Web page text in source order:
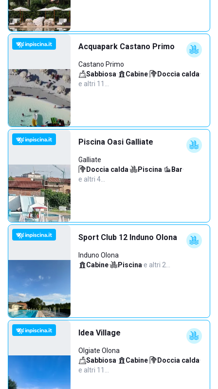
Acquapark Castano Primo
Castano Primo
Sabbiosa· Cabine· Doccia calda·
e altri 11…
Piscina Oasi Galliate
Galliate
Doccia calda· Piscina· Bar·
e altri 4…
Sport Club 12 Induno Olona
Induno Olona
Cabine· Piscina·e altri 2…
Idea Village
Olgiate Olona
Sabbiosa· Cabine· Doccia calda·
e altri 11…